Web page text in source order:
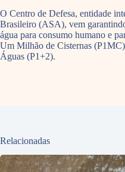
O Centro de Defesa, entidade
Brasileiro (ASA), vem
água para consumo humano e
Um Milhão de Cisternas
Águas (P1+2).
Relacionadas